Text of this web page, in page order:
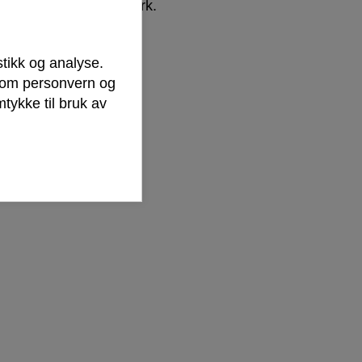
til skog og mark.
og analyse.
personvern og
til bruk av